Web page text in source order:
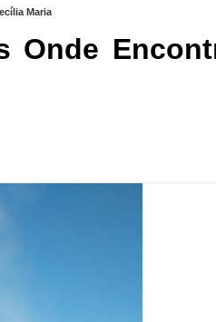
Maria
Onde